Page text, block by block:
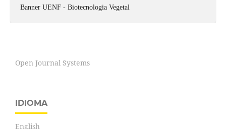
Banner UENF - Biotecnologia Vegetal
Open Journal Systems
IDIOMA
English